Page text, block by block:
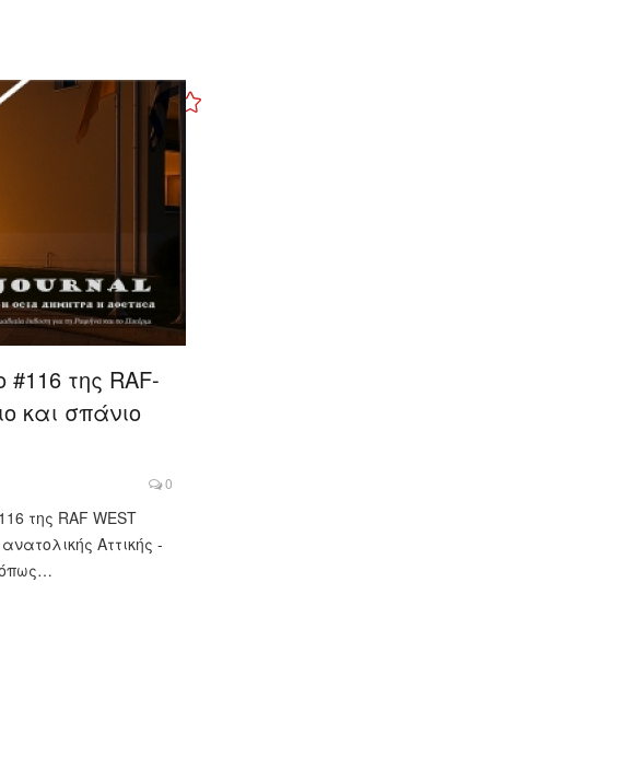
της RAF-
και σπάνιο
0
της RAF WEST
Αττικής -